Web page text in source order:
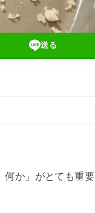
送る
何か」がとても重要